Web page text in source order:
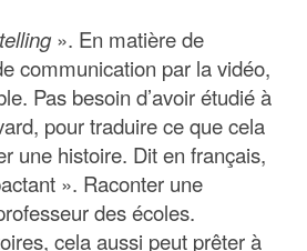
». En matière de
communication par la vidéo,
Pas besoin d’avoir étudié à
pour traduire ce que cela
une histoire. Dit en français,
». Raconter une
des écoles.
cela aussi peut prêter à